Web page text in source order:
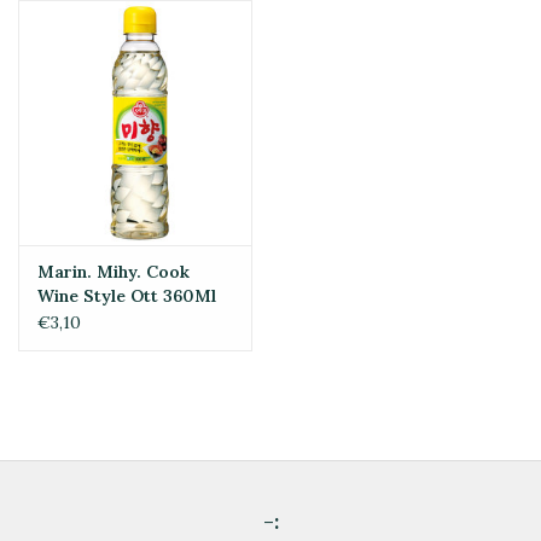
Marin. Mihy. Cook
Wine Style Ott 360Ml
€3,10
-: